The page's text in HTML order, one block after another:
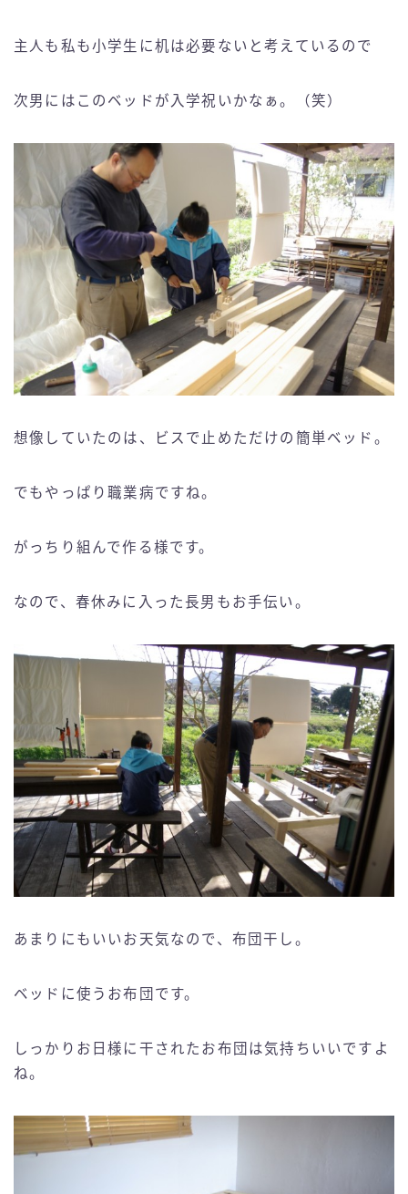
主人も私も小学生に机は必要ないと考えているので
次男にはこのベッドが入学祝いかなぁ。（笑）
想像していたのは、ビスで止めただけの簡単ベッド。
でもやっぱり職業病ですね。
がっちり組んで作る様です。
なので、春休みに入った長男もお手伝い。
あまりにもいいお天気なので、布団干し。
ベッドに使うお布団です。
しっかりお日様に干されたお布団は気持ちいいですよ
ね。